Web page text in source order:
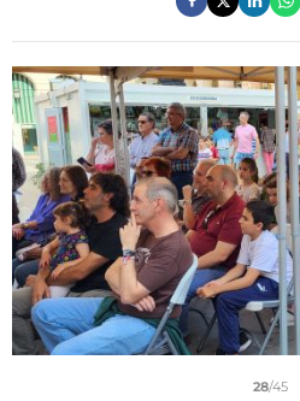
28/45